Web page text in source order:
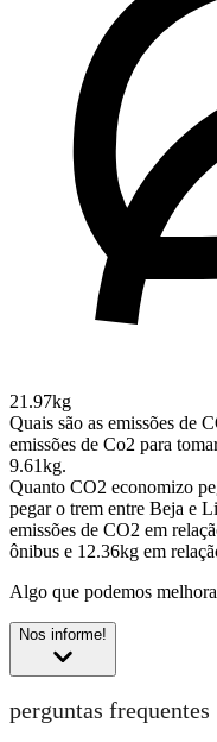
21.97kg
Quais são as emissões de
emissões de Co2 para
9.61kg.
Quanto CO2 economizo
pegar o trem entre Beja e
emissões de CO2 em
ônibus e 12.36kg em
Algo que podemos
Nos informe!
perguntas frequentes